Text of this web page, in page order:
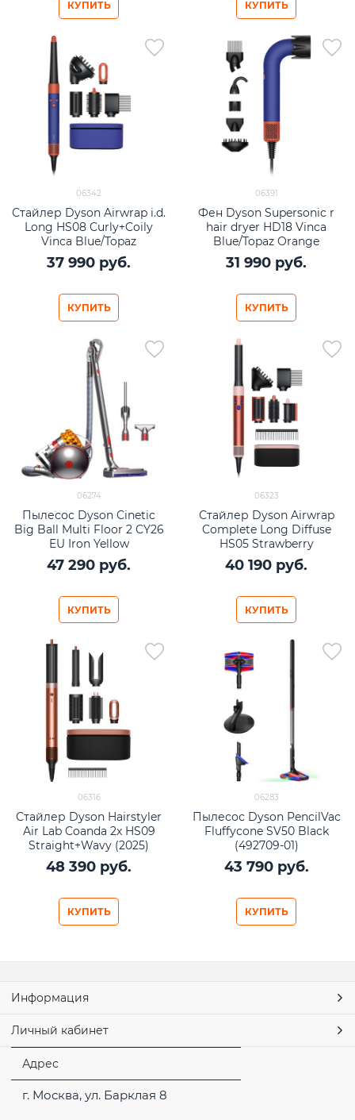
КУПИТЬ КУПИТЬ
06342
Стайлер Dyson Airwrap i.d.
Long HS08 Curly+Coily
Vinca Blue/Topaz
37 990 руб.
КУПИТЬ
06391
Фен Dyson Supersonic r
hair dryer HD18 Vinca
Blue/Topaz Orange
(синий/оранжевый)
31 990 руб.
КУПИТЬ
06274
Пылесос Dyson Cinetic
Big Ball Multi Floor 2 CY26
EU Iron Yellow
47 290 руб.
КУПИТЬ
06323
Стайлер Dyson Airwrap
Complete Long Diffuse
HS05 Strawberry
Bronze/Blush Pink
(бронза/розовый)
40 190 руб.
КУПИТЬ
06316
Стайлер Dyson Hairstyler
Air Lab Coanda 2x HS09
Straight+Wavy (2025)
Amber Silk
48 390 руб.
КУПИТЬ
06283
Пылесос Dyson PencilVac
Fluffycone SV50 Black
(492709-01)
43 790 руб.
КУПИТЬ
Информация
Личный кабинет
Адрес
г. Москва, ул. Барклая 8